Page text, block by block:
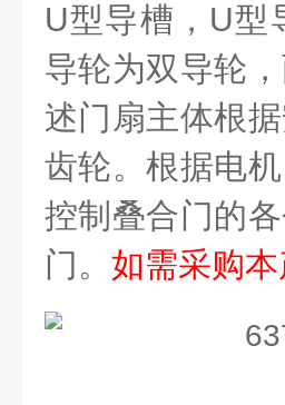
U型导槽， U型
导轮为双导轮
述门扇主体根
齿轮。根据电
控制叠合门的
门。 如需采购